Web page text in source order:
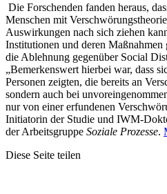
Die Forschenden fanden heraus,
Menschen mit
Auswirkungen nach sich ziehen
Institutionen und deren
die Ablehnung gegenüber Social
„Bemerkenswert hierbei war, dass
Personen zeigten, die bereits an
sondern auch bei
nur von einer erfundenen
Initiatorin der Studie und IWM-
der Arbeitsgruppe Soziale Prozesse.
Diese Seite teilen